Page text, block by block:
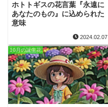
ホトトギスの花言葉『永遠に
あなたのもの』に込められた
意味
2024.02.07
10月の誕生花